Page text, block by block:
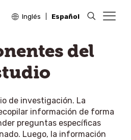
Inglés Español
del
de investigación. La
información de forma
preguntas específicas
Luego, la información